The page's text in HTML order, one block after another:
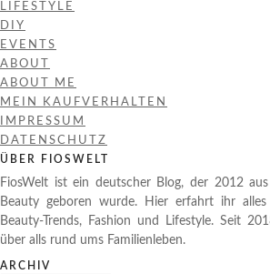
LIFESTYLE
DIY
EVENTS
ABOUT
ABOUT ME
MEIN KAUFVERHALTEN
IMPRESSUM
DATENSCHUTZ
ÜBER FIOSWELT
FiosWelt ist ein deutscher Blog, der 2012
Beauty geboren wurde. Hier erfahrt ihr
Beauty-Trends, Fashion und Lifestyle. Seit
über alls rund ums Familienleben.
ARCHIV